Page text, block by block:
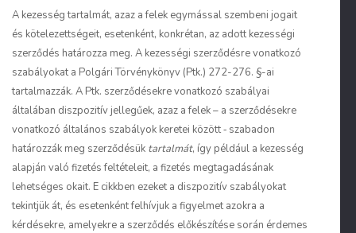
A kezesség tartalmát, azaz a felek egymással szembeni jogait
és kötelezettségeit, esetenként, konkrétan, az adott kezességi
szerződés határozza meg. A kezességi szerződésre vonatkozó
szabályokat a Polgári Törvénykönyv (Ptk.) 272-276. §-ai
tartalmazzák. A Ptk. szerződésekre vonatkozó szabályai
általában diszpozitív jellegűek, azaz a felek – a szerződésekre
vonatkozó általános szabályok keretei között ‑ szabadon
határozzák meg szerződésük tartalmát, így például a kezesség
alapján való fizetés feltételeit, a fizetés megtagadásának
lehetséges okait. E cikkben ezeket a diszpozitív szabályokat
tekintjük át, és esetenként felhívjuk a figyelmet azokra a
kérdésekre, amelyekre a szerződés előkészítése során érdemes